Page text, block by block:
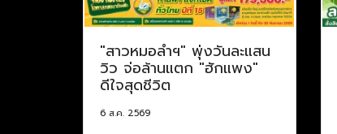
"สาวหมอลำฯ" พุ่งวันละแสน
วิว จ่อล้านแตก "ฮักแพง"
ดีใจสุดชีวิต
6 ส.ค. 2569